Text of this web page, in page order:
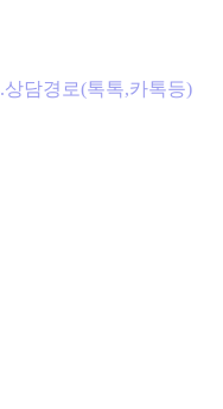
상담경로(톡톡,카톡등)